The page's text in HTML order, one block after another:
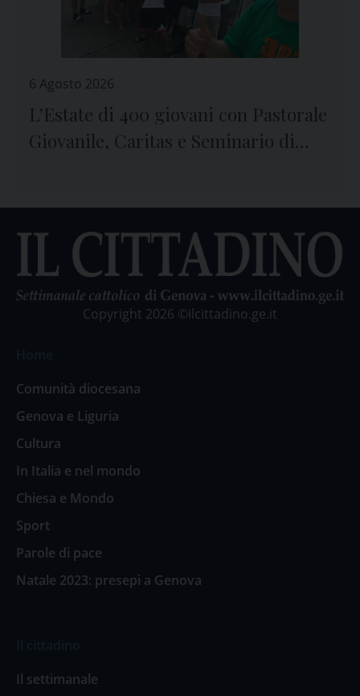
6 Agosto 2026
L’Estate di 400 giovani con Pastorale
Giovanile, Caritas e Seminario di
Copyright 2026 ©ilcittadino.ge.it
Comunità diocesana
Genova e Liguria
Cultura
In Italia e nel mondo
Chiesa e Mondo
Sport
Parole di pace
Natale 2023: presepi a Genova
Il settimanale